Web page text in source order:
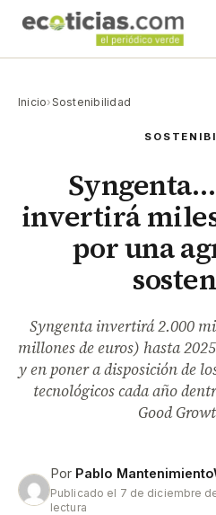
Inicio›Sostenibilidad
invertirá
por una
Syngenta invertirá 2.000
millones de euros) hasta
y en poner a disposición de
tecnológicos cada año
Good
Por Pablo
Publicado el 7 de diciembre
lectura